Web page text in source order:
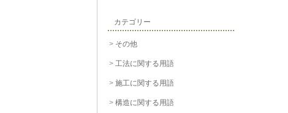
カテゴリー
その他
工法に関する用語
施工に関する用語
構造に関する用語